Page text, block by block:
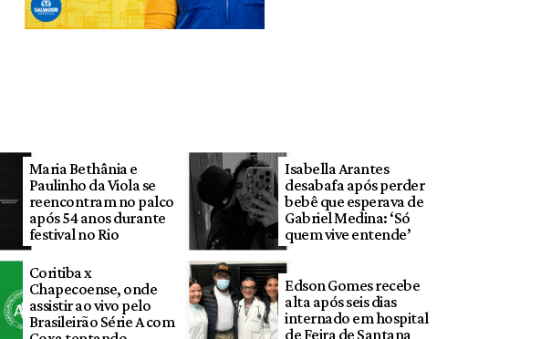
Maria Bethânia e
Paulinho da Viola se
reencontram no palco
após 54 anos durante
festival no Rio
Isabella Arantes
desabafa após perder
bebê que esperava de
Gabriel Medina: ‘Só
quem vive entende’
Coritiba x
Chapecoense, onde
assistir ao vivo pelo
Brasileirão Série A com
Edson Gomes recebe
alta após seis dias
internado em hospital
de Feira de Santana